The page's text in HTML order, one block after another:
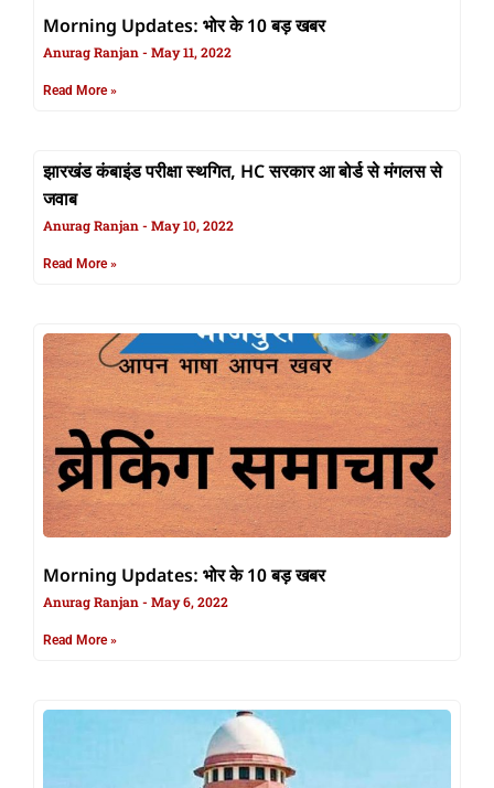
Morning Updates: भोर के 10 बड़ खबर
Anurag Ranjan May 11, 2022
Read More »
झारखंड कंबाइंड परीक्षा स्थगित, HC सरकार आ बोर्ड से मंगलस से
जवाब
Anurag Ranjan May 10, 2022
Read More »
Morning Updates: भोर के 10 बड़ खबर
Anurag Ranjan May 6, 2022
Read More »